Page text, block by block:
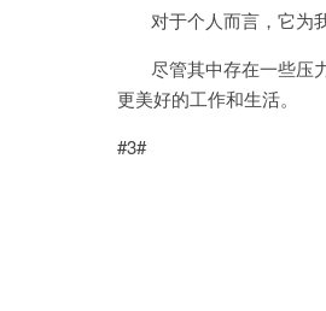
对于个人而言，它为我
尽管其中存在一些压力
更美好的工作和生活。
#3#